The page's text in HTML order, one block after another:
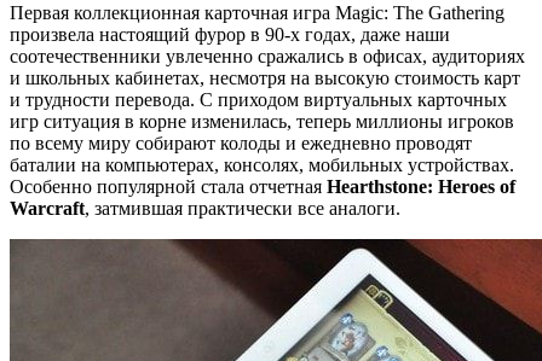
Первая коллекционная карточная игра Magic: The Gathering
произвела настоящий фурор в 90-х годах, даже наши
соотечественники увлеченно сражались в офисах, аудиториях
и школьных кабинетах, несмотря на высокую стоимость карт
и трудности перевода. С приходом виртуальных карточных
игр ситуация в корне изменилась, теперь миллионы игроков
по всему миру собирают колоды и ежедневно проводят
баталии на компьютерах, консолях, мобильных устройствах.
Особенно популярной стала отчетная Hearthstone: Heroes of
Warcraft, затмившая практически все аналоги.